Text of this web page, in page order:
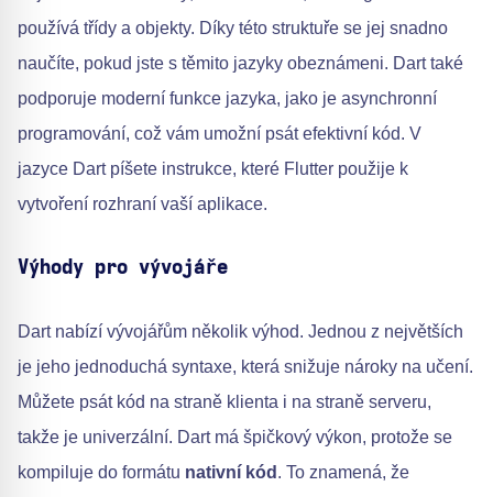
používá třídy a objekty. Díky této struktuře se jej snadno
naučíte, pokud jste s těmito jazyky obeznámeni. Dart také
podporuje moderní funkce jazyka, jako je asynchronní
programování, což vám umožní psát efektivní kód. V
jazyce Dart píšete instrukce, které Flutter použije k
vytvoření rozhraní vaší aplikace.
Výhody pro vývojáře
Dart nabízí vývojářům několik výhod. Jednou z největších
je jeho jednoduchá syntaxe, která snižuje nároky na učení.
Můžete psát kód na straně klienta i na straně serveru,
takže je univerzální. Dart má špičkový výkon, protože se
kompiluje do formátu nativní kód . To znamená, že